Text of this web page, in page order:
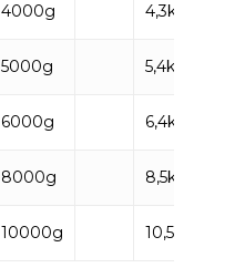
4000g 4,3kg
5000g 5,4kg
6000g 6,4kg
8000g 8,5kg
10000g 10,5kg